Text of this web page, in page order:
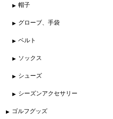
帽子
グローブ、手袋
ベルト
ソックス
シューズ
シーズンアクセサリー
ゴルフグッズ